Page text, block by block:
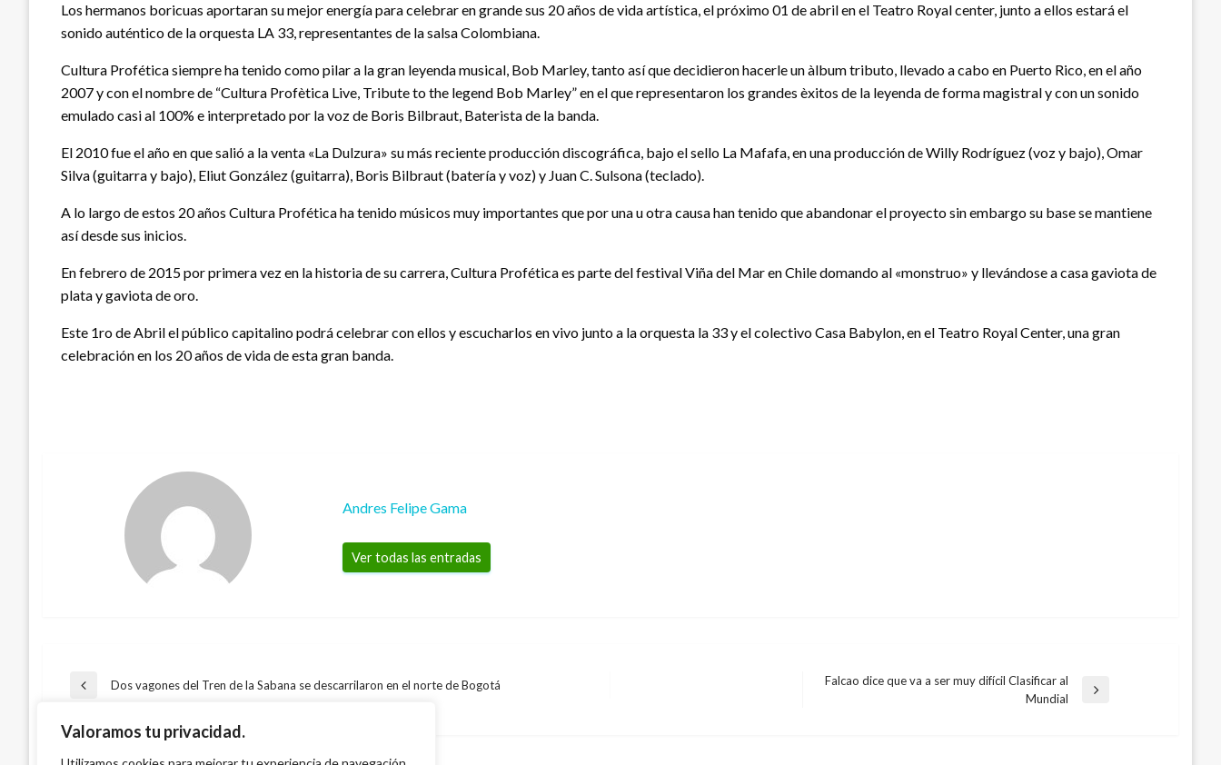
Valoramos tu privacidad.
Los hermanos boricuas aportaran su mejor energía para celebrar en grande sus 20 años de vida artística, el próximo 01 de abril en el Teatro Royal center, junto a ellos estará el
sonido auténtico de la orquesta LA 33, representantes de la salsa Colombiana.
Cultura Profética siempre ha tenido como pilar a la gran leyenda musical, Bob Marley, tanto así que decidieron hacerle un àlbum tributo, llevado a cabo en Puerto Rico, en el año
2007 y con el nombre de “Cultura Profètica Live, Tribute to the legend Bob Marley” en el que representaron los grandes èxitos de la leyenda de forma magistral y con un sonido
emulado casi al 100% e interpretado por la voz de Boris Bilbraut, Baterista de la banda.
El 2010 fue el año en que salió a la venta «La Dulzura» su más reciente producción discográfica, bajo el sello La Mafafa, en una producción de Willy Rodríguez (voz y bajo), Omar
Silva (guitarra y bajo), Eliut González (guitarra), Boris Bilbraut (batería y voz) y Juan C. Sulsona (teclado).
A lo largo de estos 20 años Cultura Profética ha tenido músicos muy importantes que por una u otra causa han tenido que abandonar el proyecto sin embargo su base se mantiene
así desde sus inicios.
En febrero de 2015 por primera vez en la historia de su carrera, Cultura Profética es parte del festival Viña del Mar en Chile domando al «monstruo» y llevándose a casa gaviota de
plata y gaviota de oro.
Este 1ro de Abril el público capitalino podrá celebrar con ellos y escucharlos en vivo junto a la orquesta la 33 y el colectivo Casa Babylon, en el Teatro Royal Center, una gran
celebración en los 20 años de vida de esta gran banda.
Andres Felipe Gama
Ver todas las entradas
Navegación
de
Entrada
Dos vagones del Tren de la Sabana se descarrilaron en el norte de Bogotá
Falcao dice que va a ser muy difícil Clasificar al
Mundial
ARTE Y GENTE